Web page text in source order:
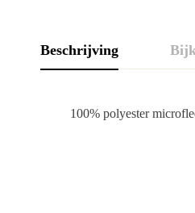
Beschrijving
100% polyester